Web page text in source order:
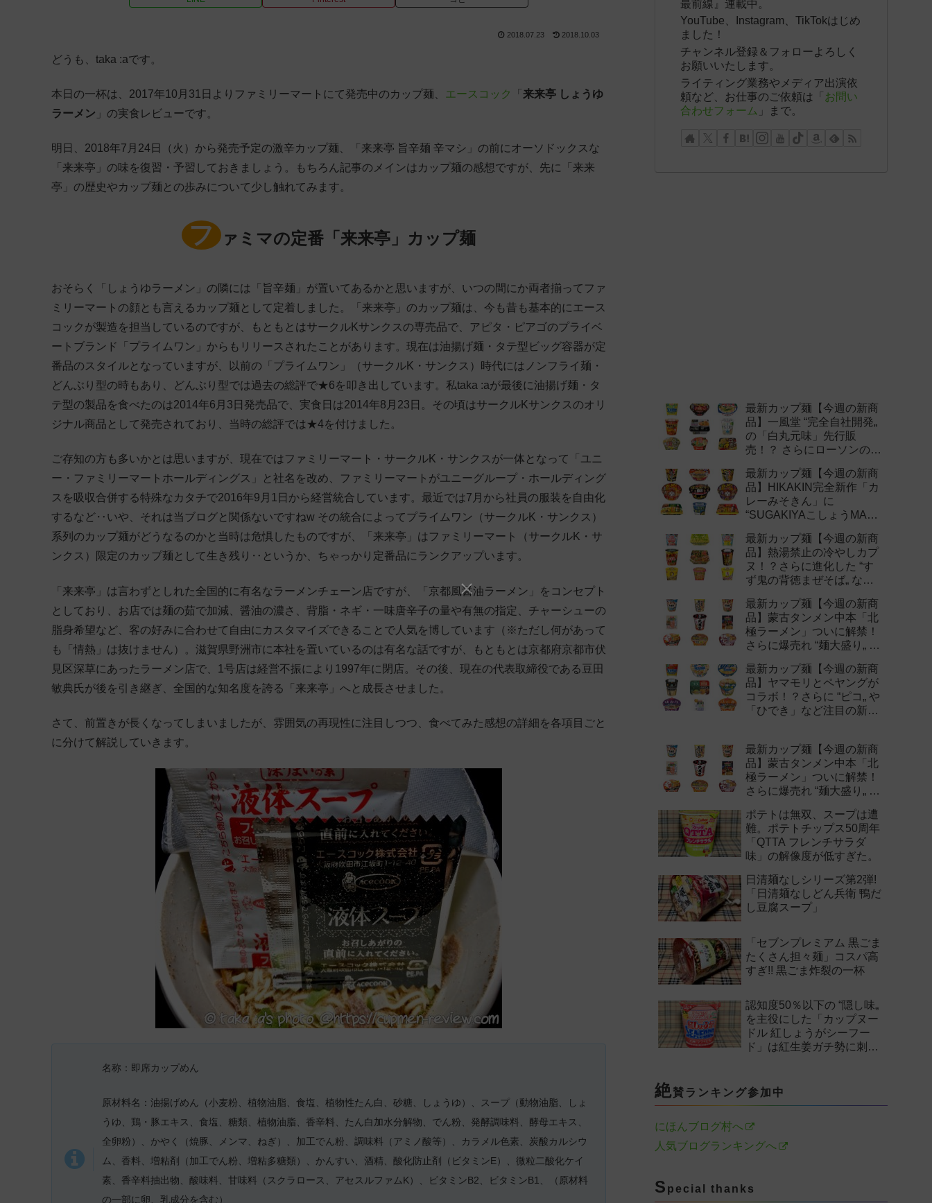
2018.07.23 2018.10.03
どうも、taka :aです。
本日の一杯は、2017年10月31日よりファミリーマートにて発売中のカップ麺、 エースコック 「 来来亭 しょうゆ
ラーメン 」の実食レビューです。
明日、2018年7月24日（火）から発売予定の激辛カップ麺、「来来亭 旨辛麺 辛マシ」の前にオーソドックスな
「来来亭」の味を復習・予習しておきましょう。もちろん記事のメインはカップ麺の感想ですが、先に「来来
亭」の歴史やカップ麺との歩みについて少し触れてみます。
フ ァミマの定番「来来亭」カップ麺
おそらく「しょうゆラーメン」の隣には「旨辛麺」が置いてあるかと思いますが、いつの間にか両者揃ってファ
ミリーマートの顔とも言えるカップ麺として定着しました。「来来亭」のカップ麺は、今も昔も基本的にエース
コックが製造を担当しているのですが、もともとはサークルKサンクスの専売品で、アピタ・ピアゴのプライベ
ートブランド「プライムワン」からもリリースされたことがあります。現在は油揚げ麺・タテ型ビッグ容器が定
番品のスタイルとなっていますが、以前の「プライムワン」（サークルK・サンクス）時代にはノンフライ麺・
どんぶり型の時もあり、どんぶり型では過去の総評で★6を叩き出しています。私taka :aが最後に油揚げ麺・タ
テ型の製品を食べたのは2014年6月3日発売品で、実食日は2014年8月23日。その頃はサークルKサンクスのオリ
ジナル商品として発売されており、当時の総評では★4を付けました。
ご存知の方も多いかとは思いますが、現在ではファミリーマート・サークルK・サンクスが一体となって「ユニ
ー・ファミリーマートホールディングス」と社名を改め、ファミリーマートがユニーグループ・ホールディング
スを吸収合併する特殊なカタチで2016年9月1日から経営統合しています。最近では7月から社員の服装を自由化
するなど‥いや、それは当ブログと関係ないですねw その統合によってプライムワン（サークルK・サンクス）
系列のカップ麺がどうなるのかと当時は危惧したものですが、「来来亭」はファミリーマート（サークルK・サ
ンクス）限定のカップ麺として生き残り‥というか、ちゃっかり定番品にランクアップいます。
「来来亭」は言わずとしれた全国的に有名なラーメンチェーン店ですが、「京都風醤油ラーメン」をコンセプト
としており、お店では麺の茹で加減、醤油の濃さ、背脂・ネギ・一味唐辛子の量や有無の指定、チャーシューの
脂身希望など、客の好みに合わせて自由にカスタマイズできることで人気を博しています（※ただし何があって
も「情熱」は抜けません）。滋賀県野洲市に本社を置いているのは有名な話ですが、もともとは京都府京都市伏
見区深草にあったラーメン店で、1号店は経営不振により1997年に閉店。その後、現在の代表取締役である豆田
敏典氏が後を引き継ぎ、全国的な知名度を誇る「来来亭」へと成長させました。
さて、前置きが長くなってしまいましたが、雰囲気の再現性に注目しつつ、食べてみた感想の詳細を各項目ごと
に分けて解説していきます。
名称：即席カップめん
原材料名：油揚げめん（小麦粉、植物油脂、食塩、植物性たん白、砂糖、しょうゆ）、スープ（動物油脂、しょ
うゆ、鶏・豚エキス、食塩、糖類、植物油脂、香辛料、たん白加水分解物、でん粉、発酵調味料、酵母エキス、
全卵粉）、かやく（焼豚、メンマ、ねぎ）、加工でん粉、調味料（アミノ酸等）、カラメル色素、炭酸カルシウ
ム、香料、増粘剤（加工でん粉、増粘多糖類）、かんすい、酒精、酸化防止剤（ビタミンE）、微粒二酸化ケイ
素、香辛料抽出物、酸味料、甘味料（スクラロース、アセスルファムK）、ビタミンB2、ビタミンB1、（原材料
の一部に卵、乳成分を含む）
最前線』連載中。
YouTube、Instagram、TikTokはじめ
ました！
チャンネル登録＆フォローよろしく
お願いいたします。
ライティング業務やメディア出演依
頼など、お仕事のご依頼は「 お問い
合わせフォーム 」まで。
最新カップ麺【今週の新商
品】一風堂 “完全自社開発„
の「白丸元味」先行販
売！？ さらにローソンの激
新作まとめ！
最新カップ麺【今週の新商
品】HIKAKIN完全新作「カ
レーみそきん」に
“SUGAKIYAこしょうMAX„
最新カップ麺【今週の新商
品】熱湯禁止の冷やしカプ
ヌ！？さらに進化した “す
ず鬼の背徳まぜそば„ など
最新カップ麺【今週の新商
品】蒙古タンメン中本「北
極ラーメン」ついに解禁！
さらに爆売れ “麺大盛り„ シ
作まとめ！
最新カップ麺【今週の新商
品】ヤマモリとペヤングが
コラボ！？さらに “ピコ„ や
「ひでき」など注目の新作
最新カップ麺【今週の新商
品】蒙古タンメン中本「北
極ラーメン」ついに解禁！
さらに爆売れ “麺大盛り„ シ
作まとめ！
ポテトは無双、スープは遭
難。ポテトチップス50周年
「QTTA フレンチサラダ
味」の解像度が低すぎた。
日清麺なしシリーズ第2弾!
「日清麺なしどん兵衛 鴨だ
し豆腐スープ」
「セブンプレミアム 黒ごま
たくさん担々麺」コスパ高
すぎ!! 黒ごま炸裂の一杯
認知度50％以下の “隠し味„
を主役にした「カップヌー
ドル 紅しょうがシーフー
ド」は紅生姜ガチ勢に刺さ
絶賛ランキング参加中
にほんブログ村へ
人気ブログランキングへ
S pecial thanks